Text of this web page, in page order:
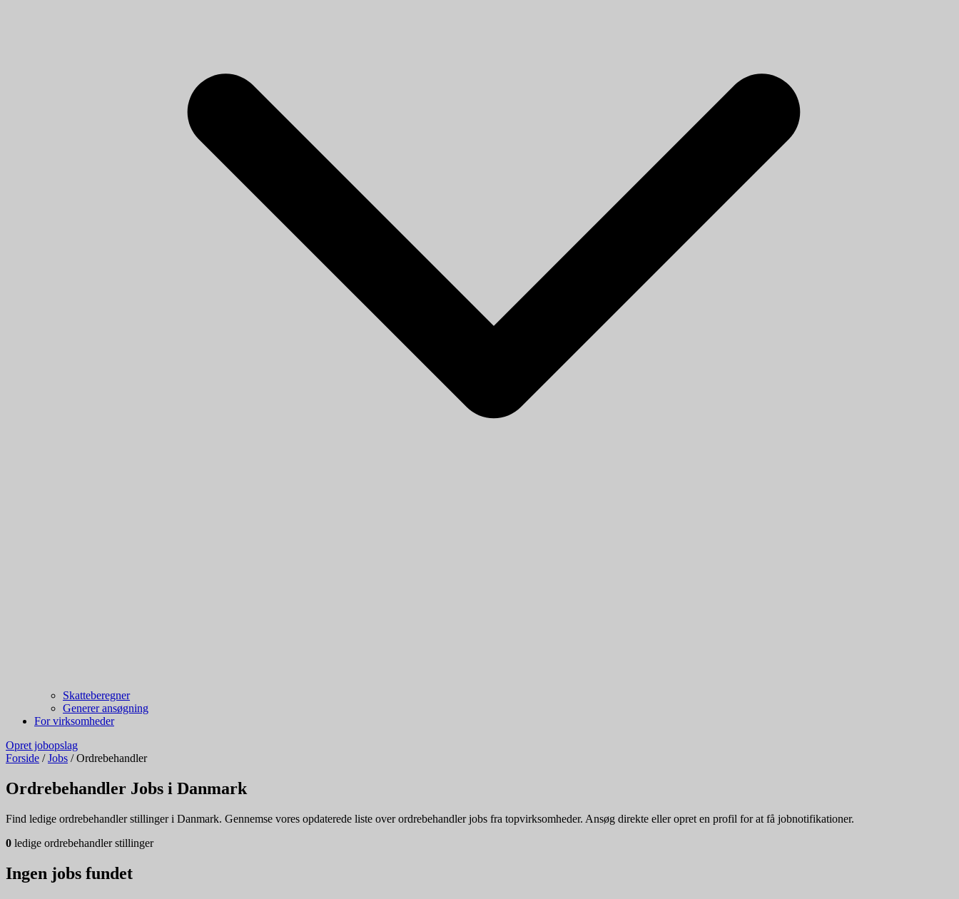
Skatteberegner
Generer ansøgning
For virksomheder
Opret jobopslag
Forside / Jobs / Ordrebehandler
Ordrebehandler Jobs i Danmark
Find ledige ordrebehandler stillinger i Danmark. Gennemse vores opdaterede liste over ordrebehandler jobs fra topvirksomheder. Ansøg direkte eller opret en profil for at få jobnotifikationer.
0 ledige ordrebehandler stillinger
Ingen jobs fundet